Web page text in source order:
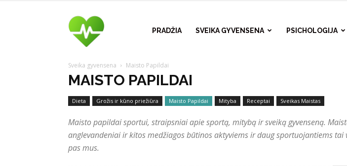
sveikatos
šaltinis
PRADŽIA SVEIKA GYVENSENA PSICHOLOGIJA
Sveika gyvensena Maisto Papildai
MAISTO PAPILDAI
Dieta Grožis ir kūno priežiūra Maisto Papildai Mityba Receptai Sveikas Maistas
Maisto papildai sportui, straipsniai apie sportą, mitybą ir sveiką gyvenseną.
anglevandeniai ir kitos medžiagos būtinos aktyviems ir daug sportuojantiems
pas mus.